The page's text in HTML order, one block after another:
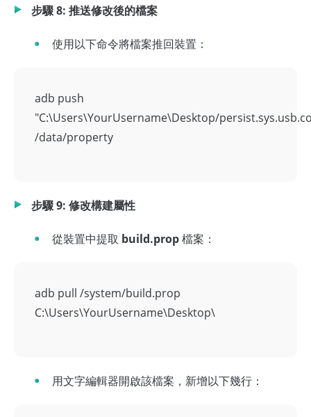
步驟 8: 推送修改後的檔案
使用以下命令將檔案推回裝置：
adb push
"C:\Users\YourUsername\Desktop/
/data/property
步驟 9: 修改構建屬性
從裝置中提取 build.prop檔案：
adb pull /system/build.prop
C:\Users\YourUsername\Desktop\
用文字編輯器開啟該檔案，新增以下幾行：